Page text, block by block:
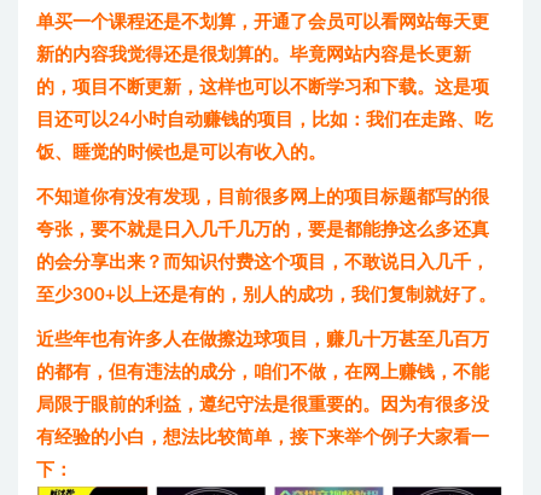
单买一个课程还是不划算，开通了会员可以看网站每天更
新的内容我觉得还是很划算的。毕竟网站内容是长更新
的，项目不断更新，这样也可以不断学习和下载。这是项
目还可以24小时自动赚钱的项目，比如：我们在走路、吃
饭、睡觉的时候也是可以有收入的。
不知道你有没有发现，目前很多网上的项目标题都写的很
夸张，要不就是日入几千几万的，要是都能挣这么多还真
的会分享出来？而知识付费这个项目，不敢说日入几千，
至少300+以上还是有的，别人的成功，我们复制就好了。
近些年也有许多人在做擦边球项目，赚几十万甚至几百万
的都有，但有违法的成分，咱们不做，在网上赚钱，不能
局限于眼前的利益，遵纪守法是很重要的。因为有很多没
有经验的小白，想法比较简单，接下来举个例子大家看一
下：